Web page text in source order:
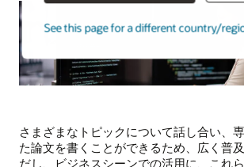
See this page for a different country/
さまざまなトピックについて話し合い、
た論文を書くことができるため、広く普
だし、ビジネスシーンでの活用に、これ